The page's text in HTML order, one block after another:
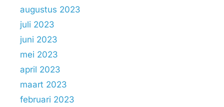
augustus 2023
juli 2023
juni 2023
mei 2023
april 2023
maart 2023
februari 2023